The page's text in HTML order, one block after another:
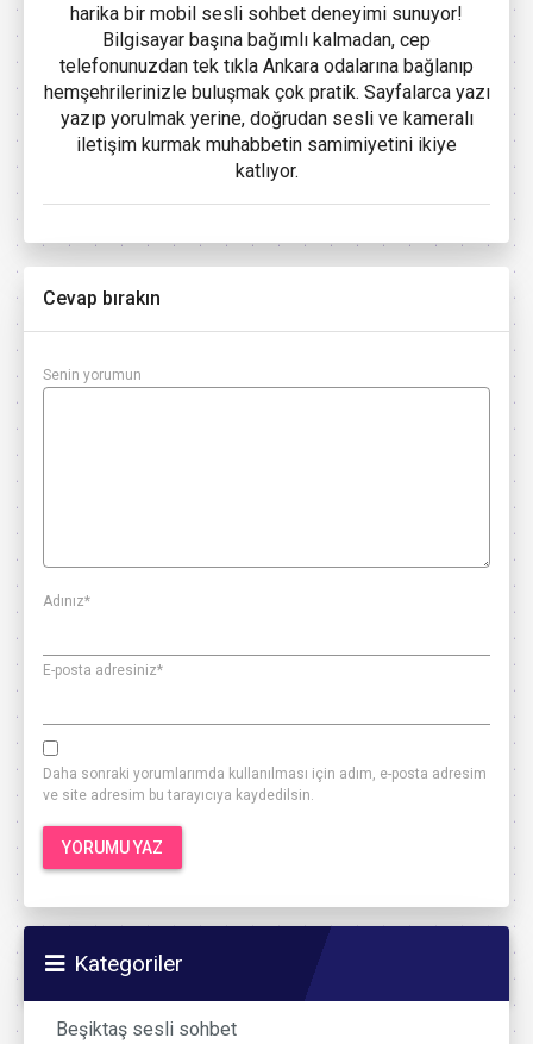
harika bir mobil sesli sohbet deneyimi sunuyor!
Bilgisayar başına bağımlı kalmadan, cep
telefonunuzdan tek tıkla Ankara odalarına bağlanıp
hemşehrilerinizle buluşmak çok pratik. Sayfalarca yazı
yazıp yorulmak yerine, doğrudan sesli ve kameralı
iletişim kurmak muhabbetin samimiyetini ikiye
katlıyor.
Cevap bırakın
Senin yorumun
Adınız*
E-posta adresiniz*
Daha sonraki yorumlarımda kullanılması için adım, e-posta adresim
ve site adresim bu tarayıcıya kaydedilsin.
Kategoriler
Beşiktaş sesli sohbet